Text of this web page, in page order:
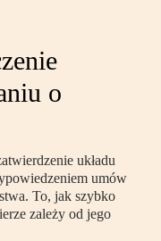
o
układu
umów
To, jak szybko
zależy od jego